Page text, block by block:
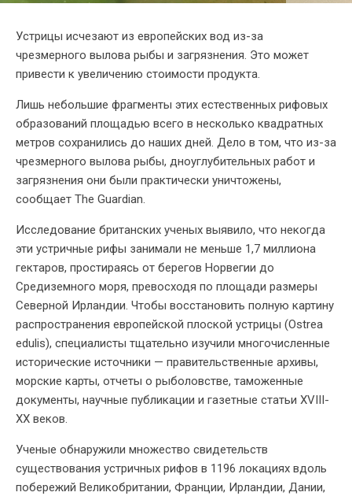
Устрицы исчезают из европейских вод из-за
чрезмерного вылова рыбы и загрязнения. Это может
привести к увеличению стоимости продукта.
Лишь небольшие фрагменты этих естественных рифовых
образований площадью всего в несколько квадратных
метров сохранились до наших дней. Дело в том, что из-за
чрезмерного вылова рыбы, дноуглубительных работ и
загрязнения они были практически уничтожены,
сообщает The Guardian.
Исследование британских ученых выявило, что некогда
эти устричные рифы занимали не меньше 1,7 миллиона
гектаров, простираясь от берегов Норвегии до
Средиземного моря, превосходя по площади размеры
Северной Ирландии. Чтобы восстановить полную картину
распространения европейской плоской устрицы (Ostrea
edulis), специалисты тщательно изучили многочисленные
исторические источники — правительственные архивы,
морские карты, отчеты о рыболовстве, таможенные
документы, научные публикации и газетные статьи XVIII-
XX веков.
Ученые обнаружили множество свидетельств
существования устричных рифов в 1196 локациях вдоль
побережий Великобритании, Франции, Ирландии, Дании,